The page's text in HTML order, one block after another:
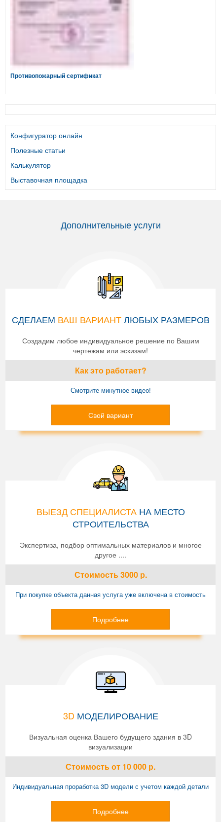
Противопожарный сертификат
Конфигуратор онлайн
Полезные статьи
Калькулятор
Выставочная площадка
Дополнительные услуги
СДЕЛАЕМ ВАШ ВАРИАНТЛЮБЫХ РАЗМЕРОВ
Создадим любое индивидуальное решение по Вашим
чертежам или эскизам!
Как это работает?
Смотрите минутное видео!
Свой вариант
ВЫЕЗД СПЕЦИАЛИСТАНА МЕСТО
СТРОИТЕЛЬСТВА
Экспертиза, подбор оптимальных материалов и многое
другое ....
Стоимость3000р.
При покупке объекта данная услуга уже включена в стоимость
Подробнее
3D МОДЕЛИРОВАНИЕ
Визуальная оценка Вашего будущего здания в 3D
визуализации
Стоимостьот 10 000 р.
Индивидуальная проработка 3D модели с учетом каждой детали
Подробнее